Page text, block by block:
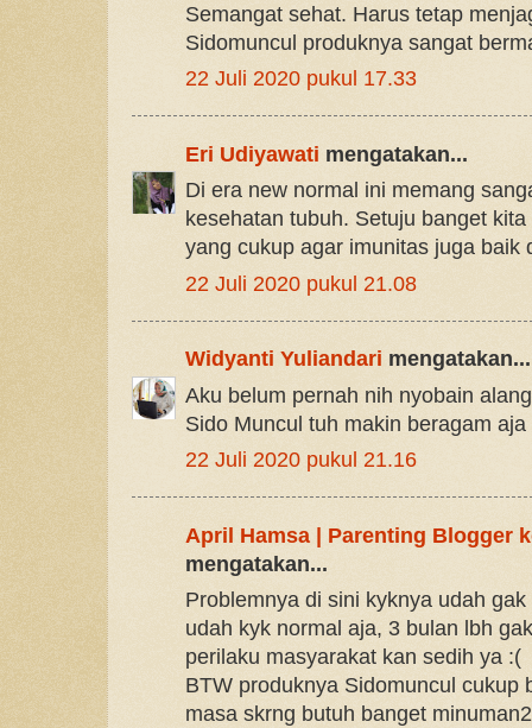
Semangat sehat. Harus tetap
Sidomuncul produknya sangat
22 Juli 2020 pukul 17.33
Eri Udiyawati mengatakan...
Di era new normal ini memang
kesehatan tubuh. Setuju banget
yang cukup agar imunitas juga baik
22 Juli 2020 pukul 21.08
Widyanti Yuliandari mengatakan...
Aku belum pernah nih nyobain
Sido Muncul tuh makin beragam aja
22 Juli 2020 pukul 21.16
April Hamsa | Parenting Blogger
mengatakan...
Problemnya di sini kyknya udah
udah kyk normal aja, 3 bulan lbh
perilaku masyarakat kan sedih ya :(
BTW produknya Sidomuncul cukup
masa skrng butuh banget